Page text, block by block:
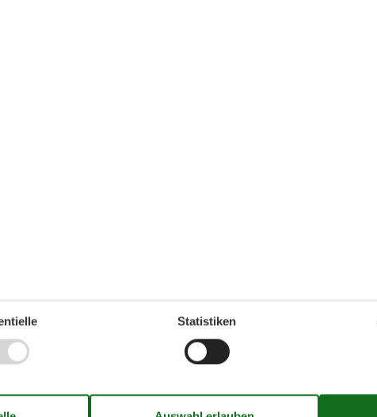
2017
2
Geschlossene Terrasse
Kleiderschrank
Statistiken